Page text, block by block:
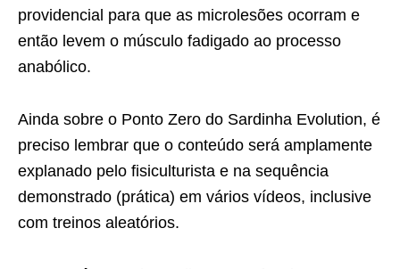
providencial para que as microlesões ocorram e
então levem o músculo fadigado ao processo
anabólico.
Ainda sobre o Ponto Zero do Sardinha Evolution, é
preciso lembrar que o conteúdo será amplamente
explanado pelo fisiculturista e na sequência
demonstrado (prática) em vários vídeos, inclusive
com treinos aleatórios.